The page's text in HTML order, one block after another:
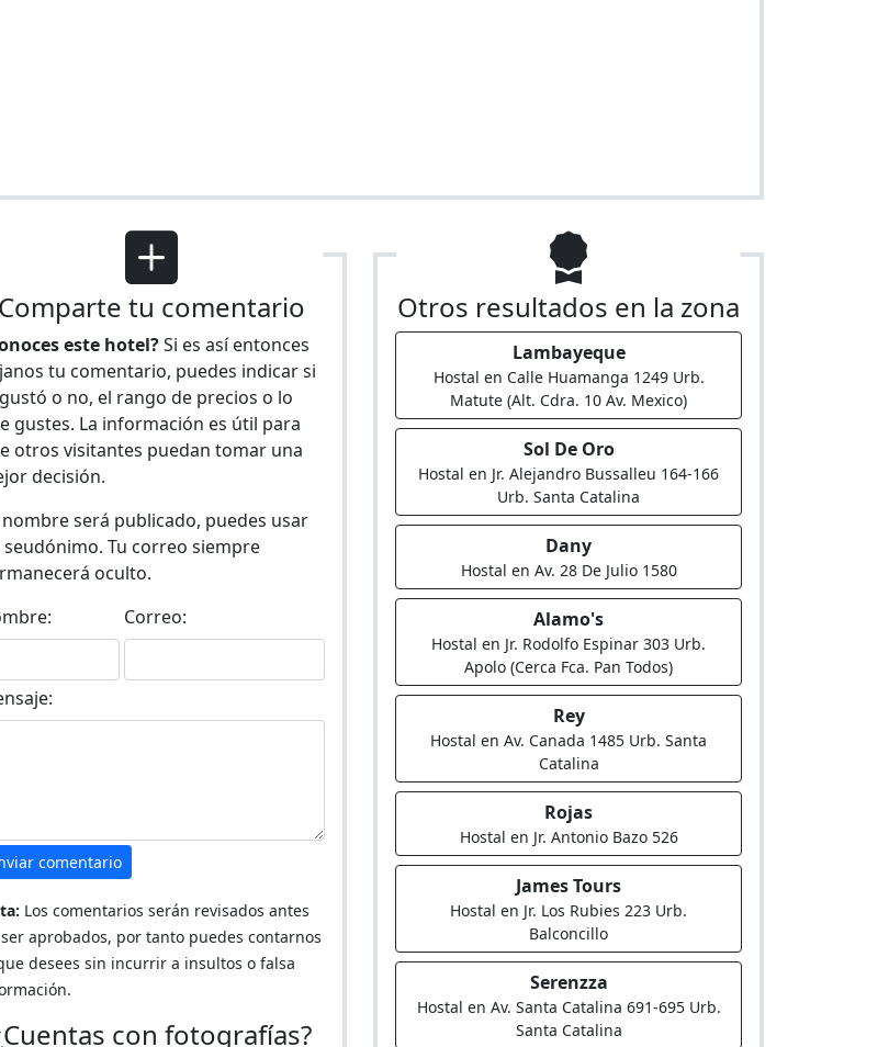
Comparte tu comentario
este hotel?Si es así entonces
tu comentario, puedes indicar si
o no, el rango de precios o lo
gustes. La información es útil para
otros visitantes puedan tomar una
decisión.
nombre será publicado, puedes usar
seudónimo. Tu correo siempre
oculto.
Correo:
comentario
Los comentarios serán revisados antes
aprobados, por tanto puedes contarnos
desees sin incurrir a insultos o falsa
con fotografías?
Otros resultados en la zona
Lambayeque
Hostal en Calle Huamanga 1249 Urb.
Matute (Alt. Cdra. 10 Av. Mexico)
Sol De Oro
Hostal en Jr. Alejandro Bussalleu 164-166
Urb. Santa Catalina
Dany
Hostal en Av. 28 De Julio 1580
Alamo's
Hostal en Jr. Rodolfo Espinar 303 Urb.
Apolo (Cerca Fca. Pan Todos)
Rey
Hostal en Av. Canada 1485 Urb. Santa
Catalina
Rojas
Hostal en Jr. Antonio Bazo 526
James Tours
Hostal en Jr. Los Rubies 223 Urb.
Balconcillo
Serenzza
Hostal en Av. Santa Catalina 691-695 Urb.
Santa Catalina